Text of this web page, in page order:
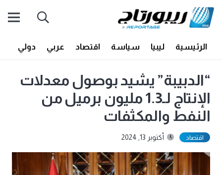
الرئيسية ليبيا سياسة اقتصاد عربي دولي
“الدبيبة” يشيد بوصول معدلات
الإنتاج لـ1.3 مليون برميل من
النفط والمكثفات
اقتصاد أكتوبر 13, 2024